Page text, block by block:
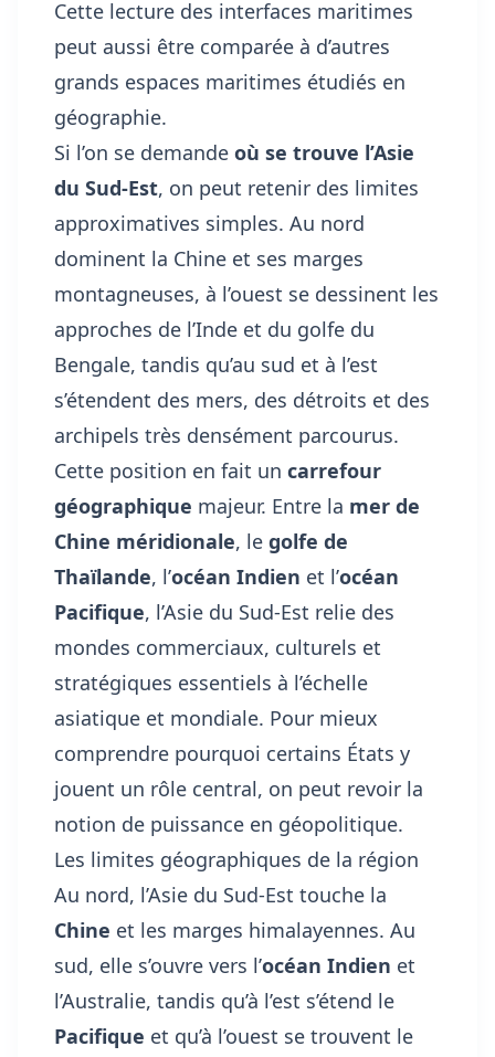
Cette lecture des interfaces maritimes
peut aussi être comparée à d’autres
grands espaces maritimes étudiés en
géographie.
Si l’on se demande où se trouve l’Asie
du Sud-Est, on peut retenir des limites
approximatives simples. Au nord
dominent la Chine et ses marges
montagneuses, à l’ouest se dessinent les
approches de l’Inde et du golfe du
Bengale, tandis qu’au sud et à l’est
s’étendent des mers, des détroits et des
archipels très densément parcourus.
Cette position en fait un carrefour
géographique majeur. Entre la mer de
Chine méridionale, le golfe de
Thaïlande, l’océan Indien et l’océan
Pacifique, l’Asie du Sud-Est relie des
mondes commerciaux, culturels et
stratégiques essentiels à l’échelle
asiatique et mondiale. Pour mieux
comprendre pourquoi certains États y
jouent un rôle central, on peut revoir la
notion de puissance en géopolitique.
Les limites géographiques de la région
Au nord, l’Asie du Sud-Est touche la
Chine et les marges himalayennes. Au
sud, elle s’ouvre vers l’océan Indien et
l’Australie, tandis qu’à l’est s’étend le
Pacifique et qu’à l’ouest se trouvent le